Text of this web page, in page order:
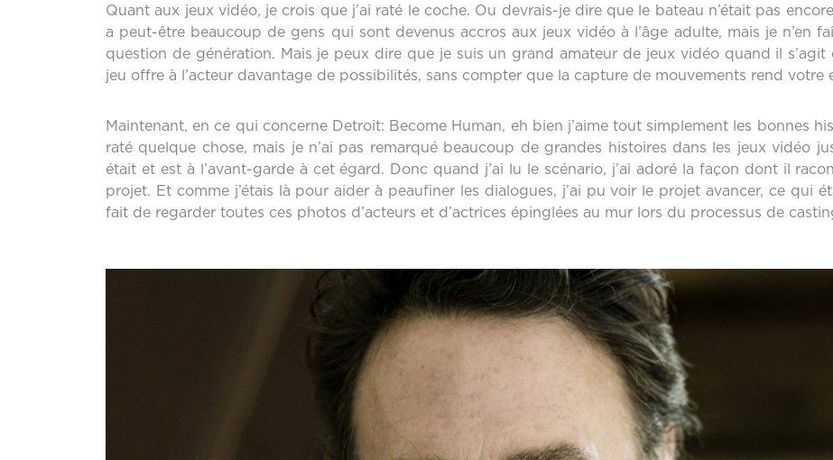
Quant aux jeux vidéo, je crois que j’ai raté le coche. Ou devrais-je dire que le bateau n’était pas
a peut-être beaucoup de gens qui sont devenus accros aux jeux vidéo à l’âge adulte, mais je n’en
question de génération. Mais je peux dire que je suis un grand amateur de jeux vidéo quand il
jeu offre à l’acteur davantage de possibilités, sans compter que la capture de mouvements rend
Maintenant, en ce qui concerne Detroit: Become Human, eh bien j’aime tout simplement les bonnes
raté quelque chose, mais je n’ai pas remarqué beaucoup de grandes histoires dans les jeux vidéo
était et est à l’avant-garde à cet égard. Donc quand j’ai lu le scénario, j’ai adoré la façon dont il
projet. Et comme j’étais là pour aider à peaufiner les dialogues, j’ai pu voir le projet avancer, ce qui
fait de regarder toutes ces photos d’acteurs et d’actrices épinglées au mur lors du processus de